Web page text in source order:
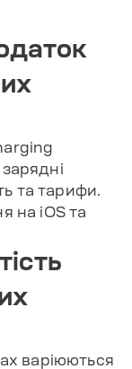
та тарифи.
на iOS та
варіюються